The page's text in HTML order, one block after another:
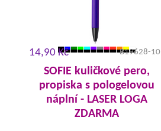
14,90 Kč B19628-10
SOFIE kuličkové pero,
propiska s pologelovou
náplní - LASER LOGA
ZDARMA